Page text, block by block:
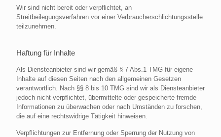
Wir sind nicht bereit oder verpflichtet, an
Streitbeilegungsverfahren vor einer Verbraucherschlichtungsstelle
teilzunehmen.
Haftung für Inhalte
Als Diensteanbieter sind wir gemäß § 7 Abs.1 TMG für eigene
Inhalte auf diesen Seiten nach den allgemeinen Gesetzen
verantwortlich. Nach §§ 8 bis 10 TMG sind wir als Diensteanbieter
jedoch nicht verpflichtet, übermittelte oder gespeicherte fremde
Informationen zu überwachen oder nach Umständen zu forschen,
die auf eine rechtswidrige Tätigkeit hinweisen.
Verpflichtungen zur Entfernung oder Sperrung der Nutzung von